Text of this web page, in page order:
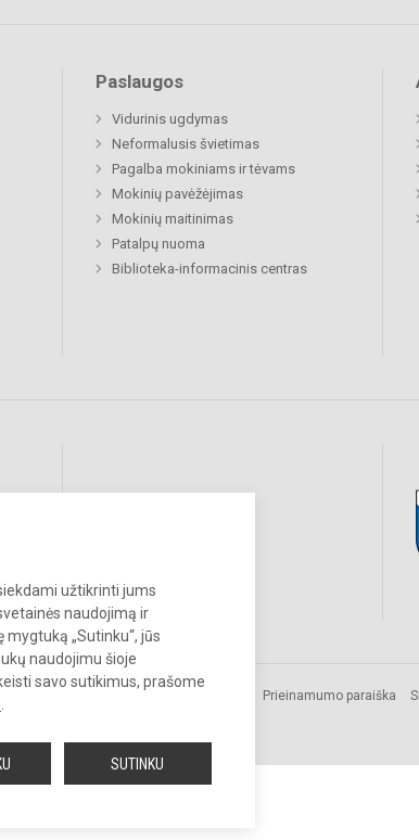
užtikrinti jums
naudojimą ir
„Sutinku“, jūs
naudojimu šioje
savo sutikimus, prašome
SUTINKU
Paslaugos
Vidurinis ugdymas
Neformalusis švietimas
Pagalba mokiniams ir tėvams
Mokinių pavėžėjimas
Mokinių maitinimas
Patalpų nuoma
Biblioteka-informacinis centras
saugomos.
griežtai draudžiama.
Prieinamumo paraiška